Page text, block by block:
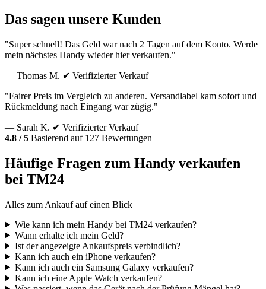
Das sagen unsere Kunden
"Super schnell! Das Geld war nach 2 Tagen auf dem Konto. Werde
mein nächstes Handy wieder hier verkaufen."
— Thomas M. ✔ Verifizierter Verkauf
"Fairer Preis im Vergleich zu anderen. Versandlabel kam sofort und
Rückmeldung nach Eingang war zügig."
— Sarah K. ✔ Verifizierter Verkauf
4.8 / 5 Basierend auf 127 Bewertungen
Häufige Fragen zum Handy verkaufen
bei TM24
Alles zum Ankauf auf einen Blick
Wie kann ich mein Handy bei TM24 verkaufen?
Wann erhalte ich mein Geld?
Ist der angezeigte Ankaufspreis verbindlich?
Kann ich auch ein iPhone verkaufen?
Kann ich auch ein Samsung Galaxy verkaufen?
Kann ich eine Apple Watch verkaufen?